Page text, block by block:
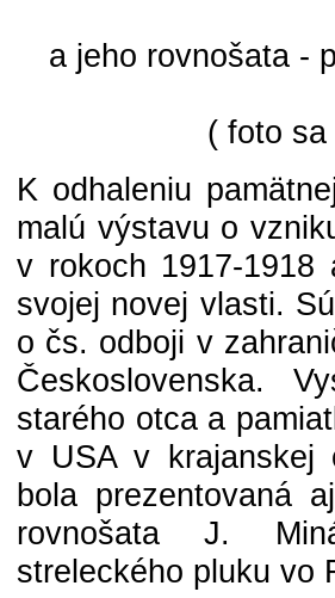
a jeho rovnošata -
( foto
K odhaleniu
malú výstavu o
v rokoch 1917-
svojej novej vlasti.
o čs. odboji v
Československa.
starého otca a
v USA v krajanskej
bola prezentovaná
rovnošata J.
streleckého pluku vo